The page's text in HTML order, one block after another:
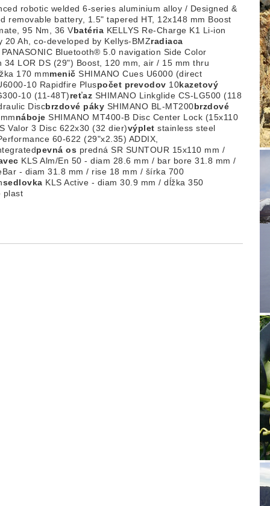
robotic welded 6-series aluminium alloy / Designed &
removable battery, 1.5" tapered HT, 12x148 mm Boost
95 Nm, 36 Vbatéria KELLYS Re-Charge K1 Li-ion
Ah, co-developed by Kellys-BMZradiaca
Bluetooth® 5.0 navigation Side Color
34 LOR DS (29") Boost, 120 mm, air / 15 mm thru
170 mmmenič SHIMANO Cues U6000 (direct
10 Rapidfire Pluspočet prevodov 10kazetový
10 (11-48T)reťaz SHIMANO Linkglide CS-LG500 (118
Discbrzdové páky SHIMANO BL-MT200brzdové
náboje SHIMANO MT400-B Disc Center Lock (15x110
Valor 3 Disc 622x30 (32 dier)výplet stainless steel
60-622 (29"x2.35) ADDIX,
pevná os predná SR SUNTOUR 15x110 mm /
KLS Alm/En 50 - diam 28.6 mm / bar bore 31.8 mm /
- diam 31.8 mm / rise 18 mm / šírka 700
sedlovka KLS Active - diam 30.9 mm / dĺžka 350
plast